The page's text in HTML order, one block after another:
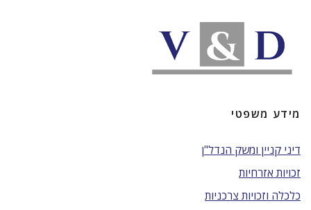
מידע משפטי
דיני קניין ומשק הנדל"ן
זכויות אזרחיות
כלכלה וזכויות צרכניות